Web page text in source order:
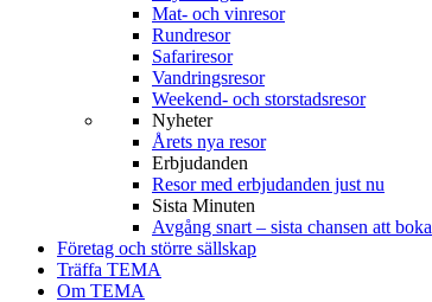
Mat- och vinresor
Rundresor
Safariresor
Vandringsresor
Weekend- och storstadsresor
Nyheter
Årets nya resor
Erbjudanden
Resor med erbjudanden just nu
Sista Minuten
Avgång snart – sista chansen att boka
Företag och större sällskap
Träffa TEMA
Om TEMA